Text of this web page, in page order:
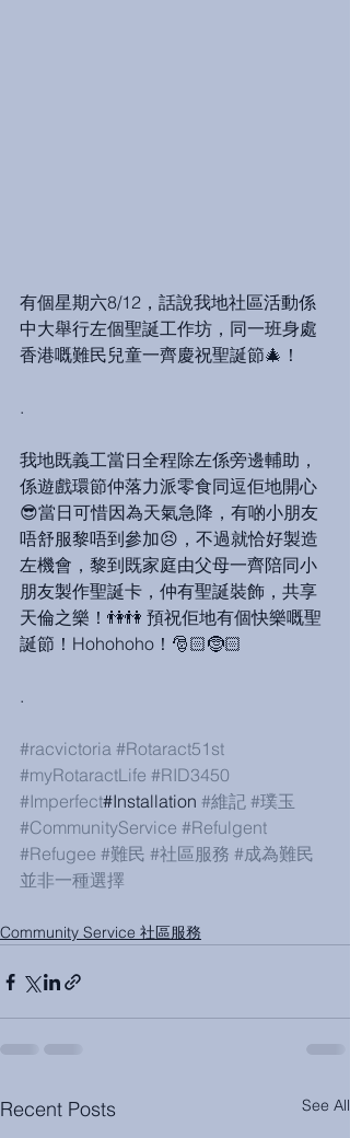
有個星期六8/12，話說我地社區活動係
中大舉行左個聖誕工作坊，同一班身處
香港嘅難民兒童一齊慶祝聖誕節🎄！
.
我地既義工當日全程除左係旁邊輔助，
係遊戲環節仲落力派零食同逗佢地開心
😎當日可惜因為天氣急降，有啲小朋友
唔舒服黎唔到參加😣，不過就恰好製造
左機會，黎到既家庭由父母一齊陪同小
朋友製作聖誕卡，仲有聖誕裝飾，共享
天倫之樂！👫👫 預祝佢地有個快樂嘅聖
誕節！Hohohoho！🎅🏻🤶🏻
.
#racvictoria #Rotaract51st
#myRotaractLife #RID3450
#Imperfect#Installation #維記 #璞玉
#CommunityService #Refulgent
#Refugee #難民 #社區服務 #成為難民
並非一種選擇
Community Service 社區服務
Recent Posts See All